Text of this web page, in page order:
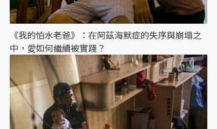
《我的怕水老爸》：在阿茲海默症的失序與崩塌之
中，愛如何繼續被實踐？